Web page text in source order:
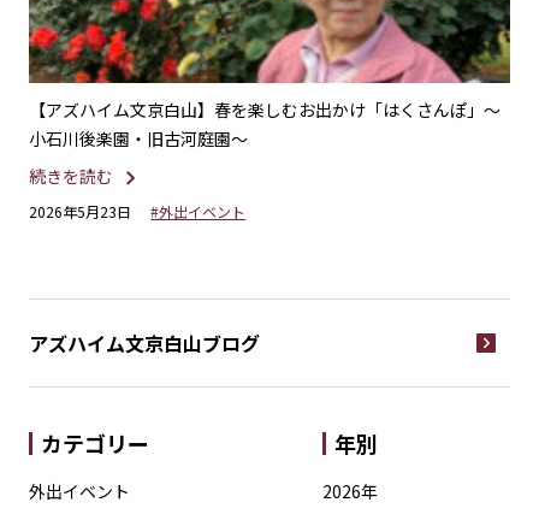
【アズハイム文京白山】春を楽しむお出かけ「はくさんぽ」～
小石川後楽園・旧古河庭園～
続きを読む
2026年5月23日 #外出イベント
アズハイム文京白山ブログ
カテゴリー
外出イベント
年別
2026年